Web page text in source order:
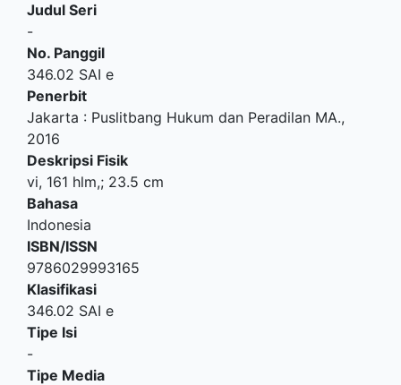
Judul Seri
-
No. Panggil
346.02 SAI e
Penerbit
Jakarta : Puslitbang Hukum dan Peradilan MA.,
2016
Deskripsi Fisik
vi, 161 hlm,; 23.5 cm
Bahasa
Indonesia
ISBN/ISSN
9786029993165
Klasifikasi
346.02 SAI e
Tipe Isi
-
Tipe Media